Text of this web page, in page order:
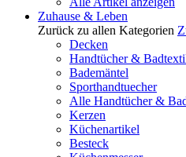
Zuhause & Leben
Zurück zu allen Kategorien
Decken
Handtücher &
Bademäntel
Sporthandtuecher
Alle Handtücher &
Kerzen
Küchenartikel
Besteck